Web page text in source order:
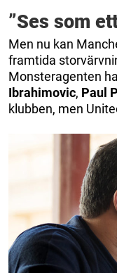
”Ses som
Men nu kan
framtida
Monsteragenten
Ibrahimovic, Paul
klubben, men